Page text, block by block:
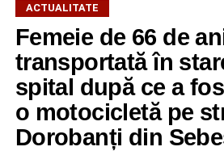
Pentru pompierii din Sebeș,
importantă, indiferent dacă este
unei persoane sau a unui animal.
„Pentru noi, fiecare viață
reprezentanții ISU Alba.
ACTUALITATE
Femeie de 66 de
transportată în
spital după ce a
o motocicletă pe
Dorobanți din